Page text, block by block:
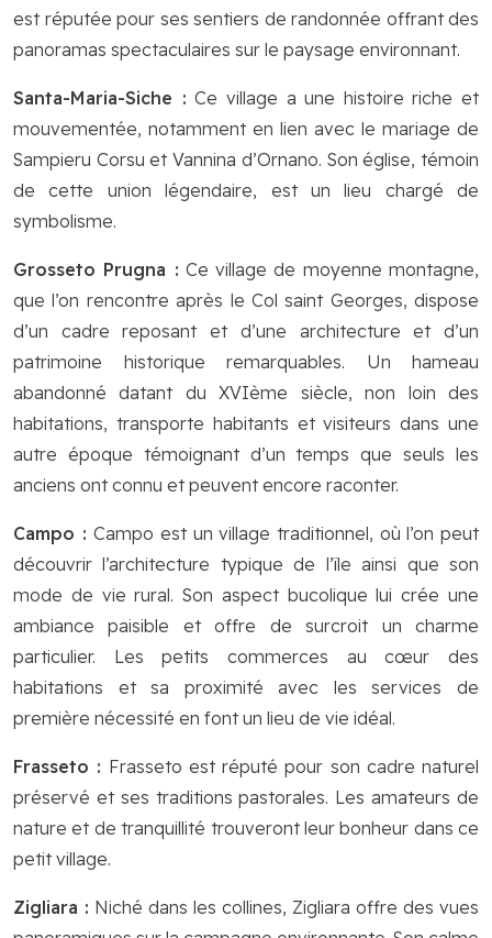
est réputée pour ses sentiers de randonnée offrant des
panoramas spectaculaires sur le paysage environnant.
Santa-Maria-Siche : Ce village a une histoire riche et
mouvementée, notamment en lien avec le mariage de
Sampieru Corsu et Vannina d’Ornano. Son église, témoin
de cette union légendaire, est un lieu chargé de
symbolisme.
Grosseto Prugna : Ce village de moyenne montagne,
que l’on rencontre après le Col saint Georges, dispose
d’un cadre reposant et d’une architecture et d’un
patrimoine historique remarquables. Un hameau
abandonné datant du XVIème siècle, non loin des
habitations, transporte habitants et visiteurs dans une
autre époque témoignant d’un temps que seuls les
anciens ont connu et peuvent encore raconter.
Campo :Campo est un village traditionnel, où l’on peut
découvrir l’architecture typique de l’île ainsi que son
mode de vie rural. Son aspect bucolique lui crée une
ambiance paisible et offre de surcroit un charme
particulier. Les petits commerces au cœur des
habitations et sa proximité avec les services de
première nécessité en font un lieu de vie idéal.
Frasseto : Frasseto est réputé pour son cadre naturel
préservé et ses traditions pastorales. Les amateurs de
nature et de tranquillité trouveront leur bonheur dans ce
petit village.
Zigliara : Niché dans les collines, Zigliara offre des vues